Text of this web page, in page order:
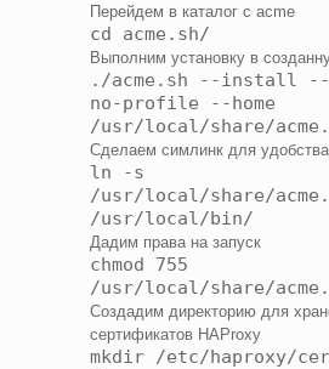
Перейдем в каталог с acme
cd acme.sh/
Выполним установку в
./acme.sh --install
no-profile --home
/usr/local/share/
Сделаем симлинк для удобства
ln -s
/usr/local/share/
/usr/local/bin/
Дадим права на запуск
chmod 755
/usr/local/share/
Создадим директорию для
сертификатов HAProxy
mkdir /etc/haproxy/